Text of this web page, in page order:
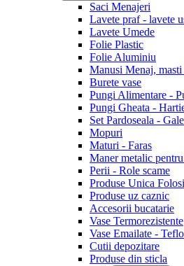
Saci Menajeri
Lavete praf - lavete
Lavete Umede
Folie Plastic
Folie Aluminiu
Manusi Menaj,
Burete vase
Pungi Alimentare -
Pungi Gheata -
Set Pardoseala -
Mopuri
Maturi - Faras
Maner metalic
Perii - Role scame
Produse Unica
Produse uz caznic
Accesorii bucatarie
Vase Termorezistente
Vase Emailate -
Cutii depozitare
Produse din sticla